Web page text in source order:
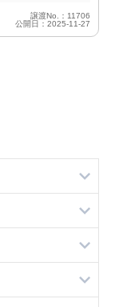
譲渡No.：11706
公開日：2025-11-27